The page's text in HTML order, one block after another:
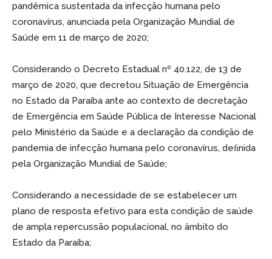
pandêmica sustentada da infecção humana pelo
coronavírus, anunciada pela Organização Mundial de
Saúde em 11 de março de 2020;
Considerando o Decreto Estadual nº 40.122, de 13 de
março de 2020, que decretou Situação de Emergência
no Estado da Paraíba ante ao contexto de decretação
de Emergência em Saúde Pública de Interesse Nacional
pelo Ministério da Saúde e a declaração da condição de
pandemia de infecção humana pelo coronavírus, deﬁnida
pela Organização Mundial de Saúde;
Considerando a necessidade de se estabelecer um
plano de resposta efetivo para esta condição de saúde
de ampla repercussão populacional, no âmbito do
Estado da Paraíba;